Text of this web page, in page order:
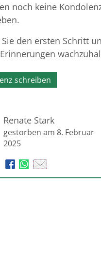
noch keine
den ersten Schritt
schreiben
Renate Stark
gestorben am 8. Februar
2025